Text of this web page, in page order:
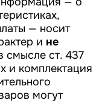
— носит
и не
смысле ст. 437
и комплектация
могут